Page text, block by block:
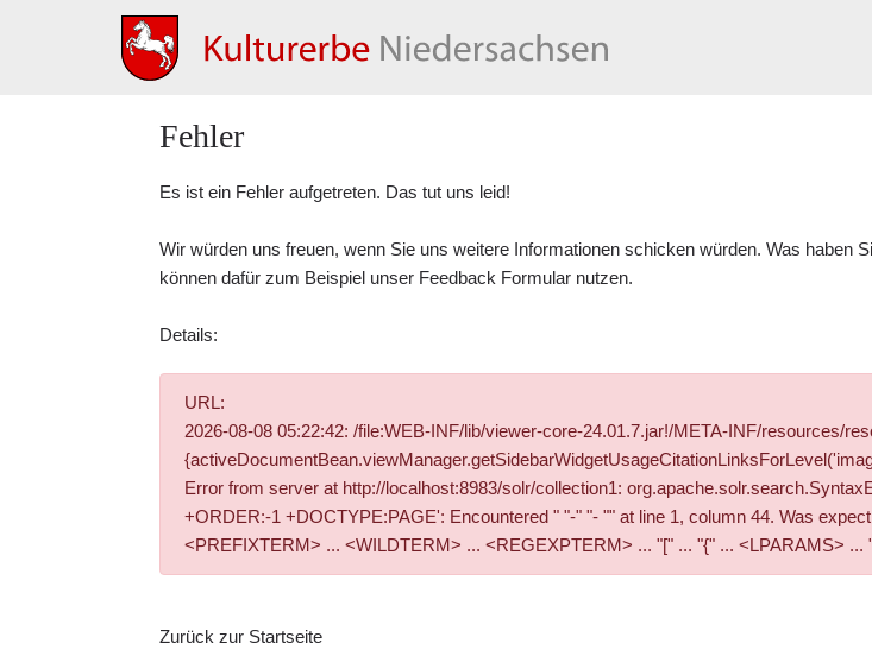
Fehler
Es ist ein Fehler aufgetreten. Das tut uns leid!
Wir würden uns freuen, wenn Sie uns weitere Informationen schicken würden. Was haben
können dafür zum Beispiel unser Feedback Formular nutzen.
Details:
URL:
2026-08-08 05:22:42: /file:WEB-INF/lib/viewer-core-24.01.7.jar!/META-INF/resources/
Error from server at http://localhost:8983/solr/collection1:
+ORDER:-1 +DOCTYPE:PAGE': Encountered " "-" "- "" at line 1, column 44. Was
<PREFIXTERM> ... <WILDTERM> ... <REGEXPTERM> ... "[" ... "{" ... <LPARAMS> ...
Zurück zur Startseite